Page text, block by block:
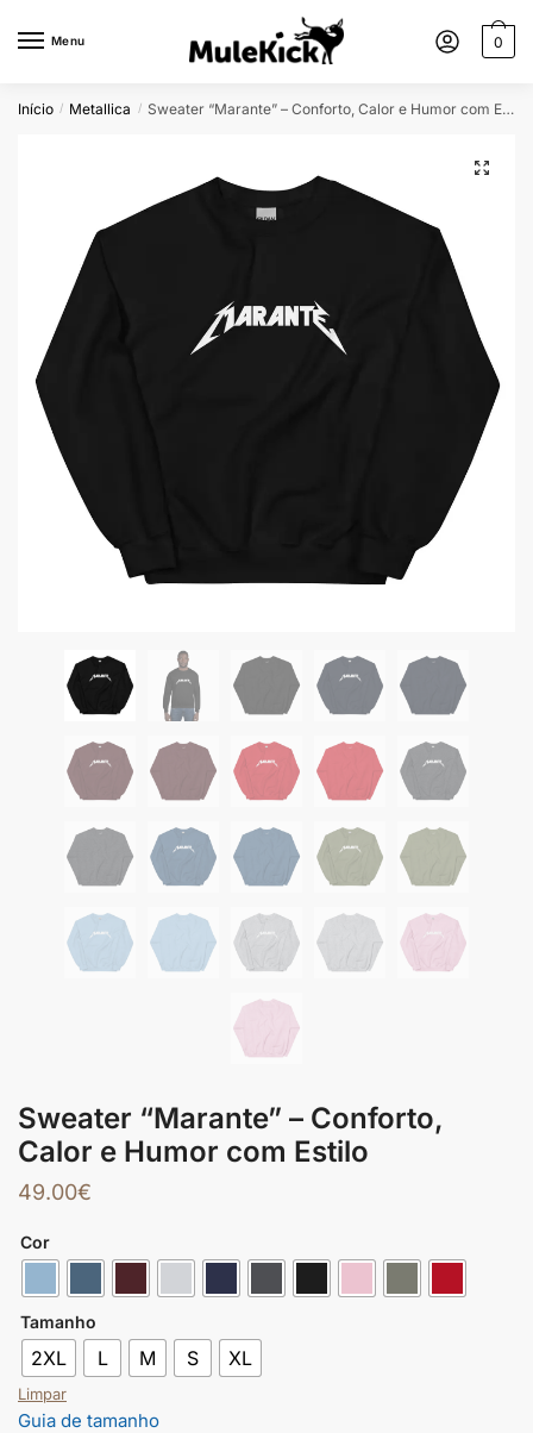
Menu 0
Início / Metallica / Sweater “Marante” – Conforto, Calor e Humor com Estilo
🔍
Sweater “Marante” – Conforto,
Calor e Humor com Estilo
49.00€
Cor
Tamanho
2XL L M S XL
Limpar
Guia de tamanho